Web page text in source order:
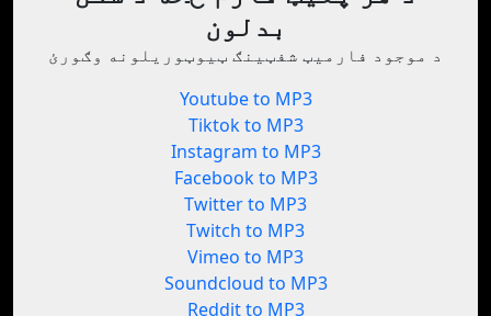
بدلون
د موجود فارمیټ شفټینګ ټیوټوریلونه وګورئ
Youtube to MP3
Tiktok to MP3
Instagram to MP3
Facebook to MP3
Twitter to MP3
Twitch to MP3
Vimeo to MP3
Soundcloud to MP3
Reddit to MP3